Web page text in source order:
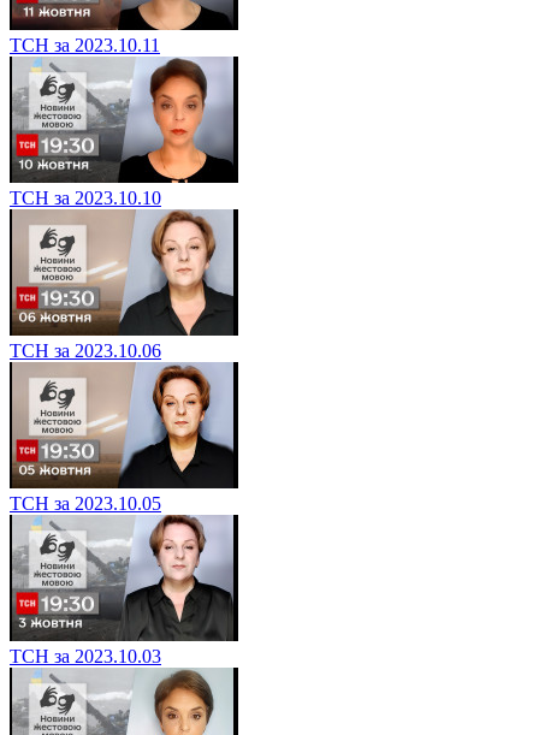
ТСН за 2023.10.11
ТСН за 2023.10.10
ТСН за 2023.10.06
ТСН за 2023.10.05
ТСН за 2023.10.03